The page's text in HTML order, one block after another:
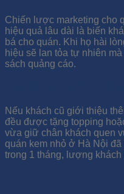
Chiến lược marketing cho
hiệu quả lâu dài là biến
bá cho quán. Khi họ hài
hiệu sẽ lan tỏa tự nhiên
sách quảng cáo.
Nếu khách cũ giới thiệu
đều được tặng topping
vừa giữ chân khách quen
quán kem nhỏ ở Hà Nội
trong 1 tháng, lượng khách